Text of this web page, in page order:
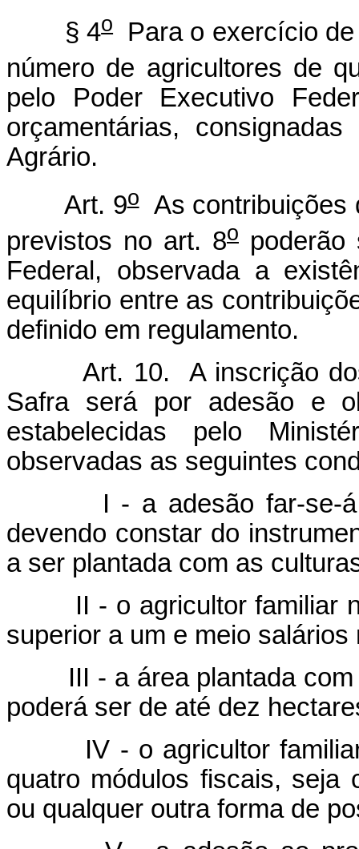
§ 4oPara o exercício de
número de agricultores de
pelo Poder Executivo
orçamentárias,
Agrário.
Art. 9oAs contribuições
previstos no art. 8o poderão
Federal, observada a
equilíbrio entre as
definido em regulamento.
Art. 10. A inscrição dos
Safra será por adesão e
estabelecidas pelo
observadas as seguintes
I - a adesão far-se-á
devendo constar do
a ser plantada com as
II - o agricultor familiar
superior a um e meio salários
III - a área plantada com
poderá ser de até dez
IV - o agricultor familiar
quatro módulos fiscais, seja
ou qualquer outra forma de